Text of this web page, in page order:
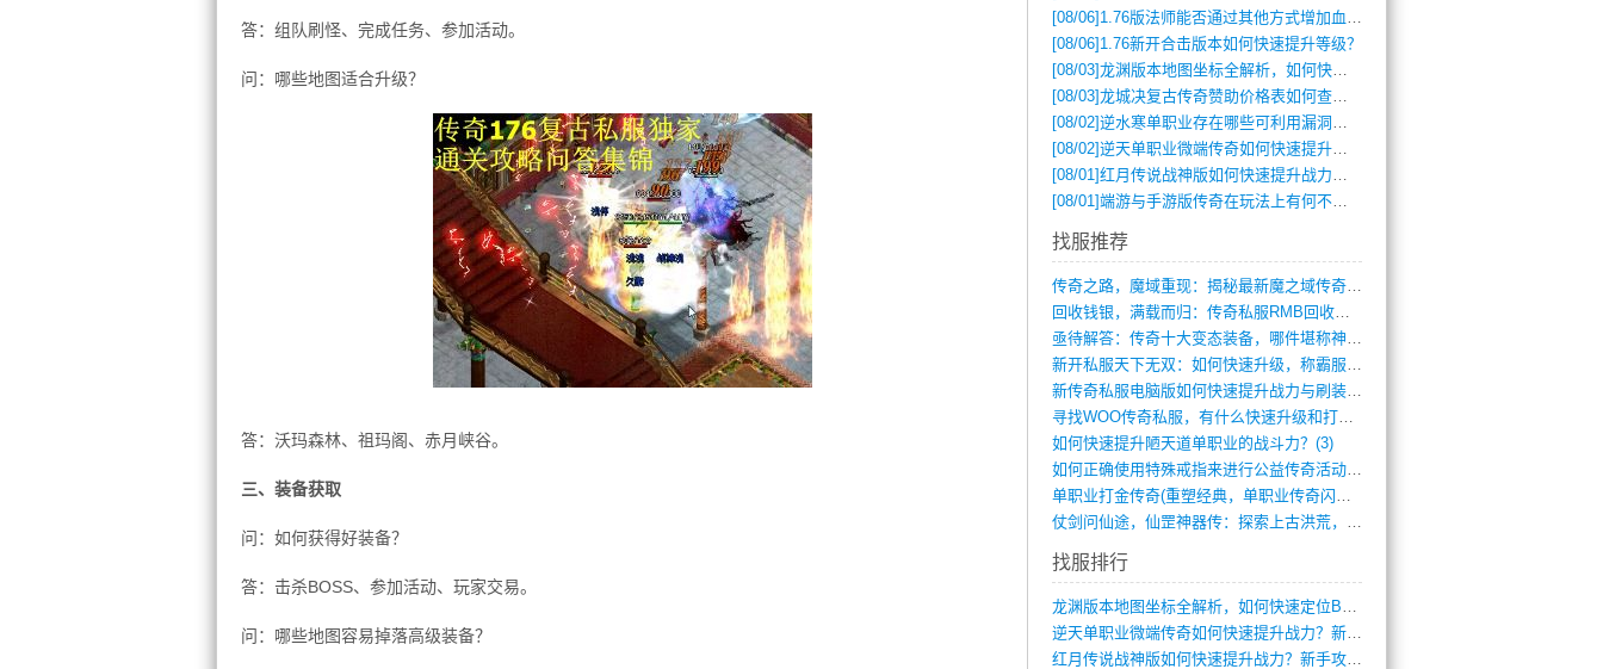
答：组队刷怪、完成任务、参加活动。
问：哪些地图适合升级？
答：沃玛森林、祖玛阁、赤月峡谷。
三、装备获取
问：如何获得好装备？
答：击杀BOSS、参加活动、玩家交易。
问：哪些地图容易掉落高级装备？
[08/06] 1.76版法师能否通过其他方式增加血量？
[08/06] 1.76新开合击版本如何快速提升等级？
[08/03]龙渊版本地图坐标全解析，如何快速定位BOSS位置？
[08/03]龙城决复古传奇赞助价格表如何查询？
[08/02]逆水寒单职业存在哪些可利用漏洞？如何快速提升战力？
[08/02]逆天单职业微端传奇如何快速提升战力？新手必看攻略
[08/01]红月传说战神版如何快速提升战力？新手攻略全解析？
[08/01]端游与手游版传奇在玩法上有何不同？
找服推荐
传奇之路，魔域重现：揭秘最新魔之域传奇攻(712)
回收钱银，满载而归：传奇私服RMB回收装(548)
亟待解答：传奇十大变态装备，哪件堪称神器(347)
新开私服天下无双：如何快速升级，称霸服务(681)
新传奇私服电脑版如何快速提升战力与刷装备(835)
寻找WOO传奇私服，有什么快速升级和打宝(864)
如何快速提升陋天道单职业的战斗力？(3)
如何正确使用特殊戒指来进行公益传奇活动？(10)
单职业打金传奇(重塑经典，单职业传奇闪耀(10)
仗剑问仙途，仙罡神器传：探索上古洪荒，揭(813)
找服排行
龙渊版本地图坐标全解析，如何快速定位BO(3)
逆天单职业微端传奇如何快速提升战力？新手(2)
红月传说战神版如何快速提升战力？新手攻略(2)